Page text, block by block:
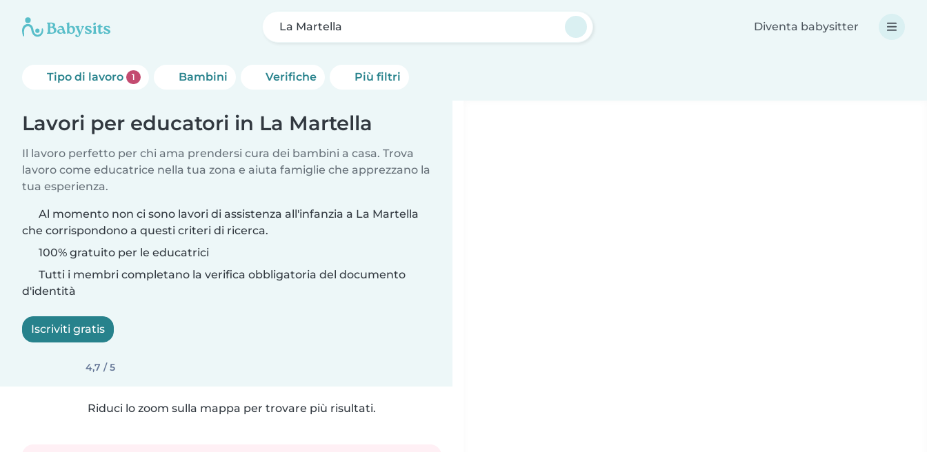
La Martella Diventa babysitter
Tipo di lavoro 1 Bambini Verifiche Più filtri
Lavori per educatori in La Martella
Il lavoro perfetto per chi ama prendersi cura dei bambini a casa. Trova
lavoro come educatrice nella tua zona e aiuta famiglie che apprezzano la
tua esperienza.
Al momento non ci sono lavori di assistenza all'infanzia a La Martella
che corrispondono a questi criteri di ricerca.
100% gratuito per le educatrici
Tutti i membri completano la verifica obbligatoria del documento
d'identità
Iscriviti gratis
4,7 / 5
Riduci lo zoom sulla mappa per trovare più risultati.